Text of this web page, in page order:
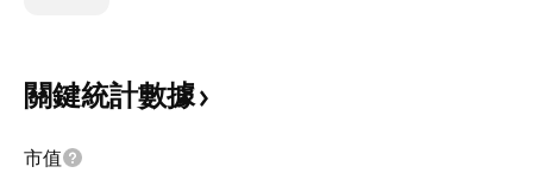
關鍵統計數據
市值